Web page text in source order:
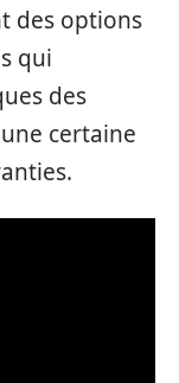
des options
qui
des
certaine